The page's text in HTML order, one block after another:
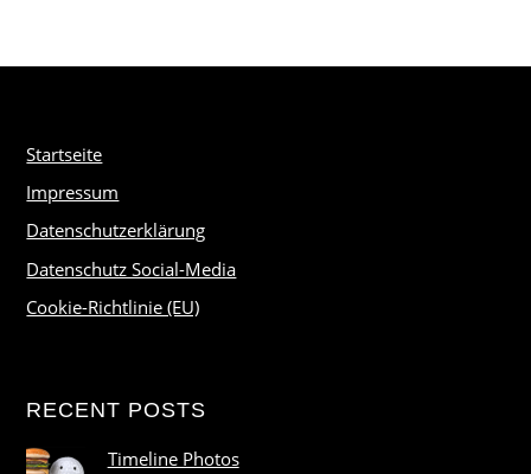
Startseite
Impressum
Datenschutzerklärung
Datenschutz Social-Media
Cookie-Richtlinie (EU)
RECENT POSTS
Timeline Photos